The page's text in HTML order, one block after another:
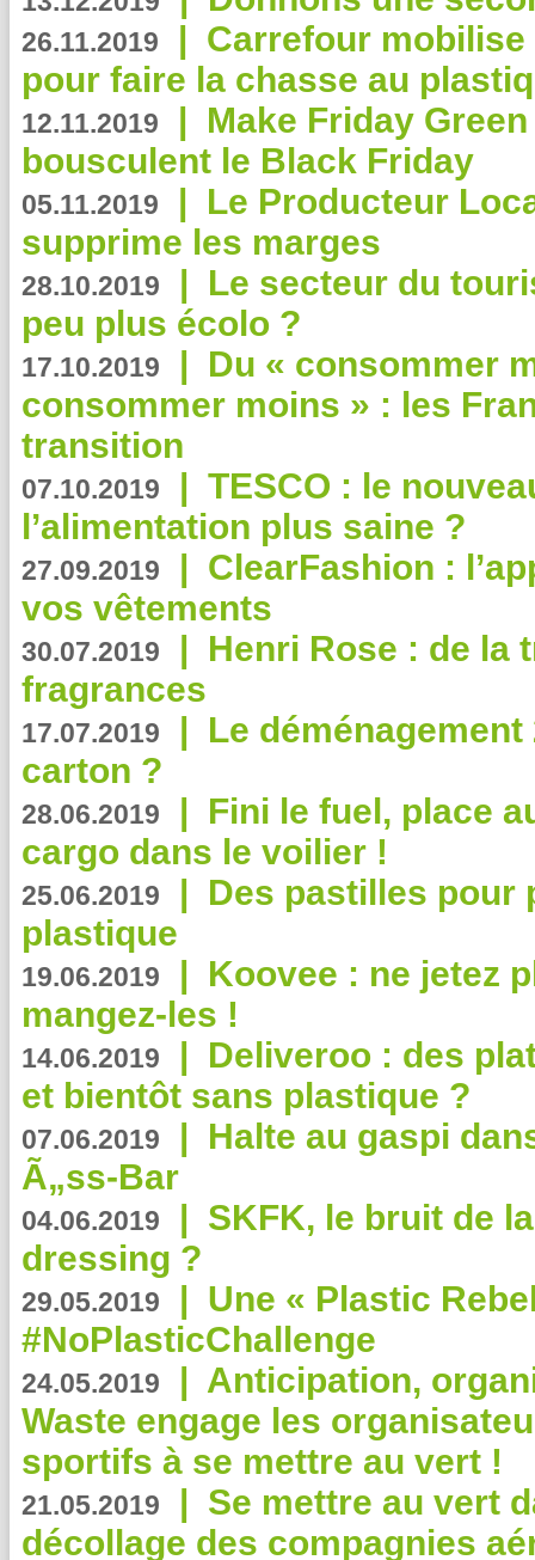
26.11.2019 | Carrefour
pour faire la chasse au
12.11.2019 | Make Friday
bousculent le Black Friday
05.11.2019 | Le Producteur
supprime les marges
28.10.2019 | Le secteur du
peu plus écolo ?
17.10.2019 | Du « consommer
consommer moins » : les
transition
07.10.2019 | TESCO : le
l’alimentation plus saine ?
27.09.2019 | ClearFashion :
vos vêtements
30.07.2019 | Henri Rose : de la
fragrances
17.07.2019 | Le
carton ?
28.06.2019 | Fini le fuel, place
cargo dans le voilier !
25.06.2019 | Des pastilles pour
plastique
19.06.2019 | Koovee : ne jetez
mangez-les !
14.06.2019 | Deliveroo : des
et bientôt sans plastique ?
07.06.2019 | Halte au gaspi
Ã„ss-Bar
04.06.2019 | SKFK, le bruit de
dressing ?
29.05.2019 | Une « Plastic
#NoPlasticChallenge
24.05.2019 | Anticipation,
Waste engage les
sportifs à se mettre au vert !
21.05.2019 | Se mettre au vert
décollage des compagnies